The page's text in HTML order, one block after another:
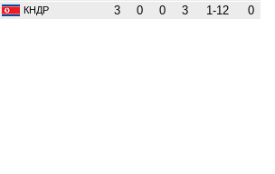
КНДР 3 0 0 3 1-12 0